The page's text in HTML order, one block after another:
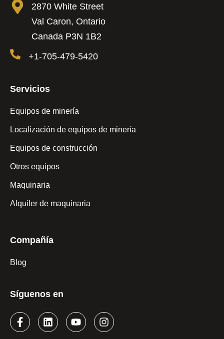
2870 White Street
Val Caron, Ontario
Canada P3N 1B2
+1-705-479-5420
Servicios
Equipos de minería
Localización de equipos de minería
Equipos de construcción
Otros equipos
Maquinaria
Alquiler de maquinaria
Compañía
Blog
Síguenos en